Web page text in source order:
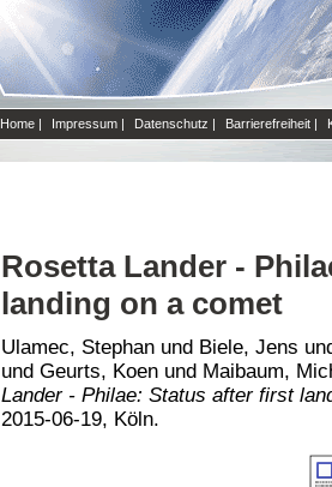
Home | Impressum | Datenschutz | Barrierefreiheit |
Rosetta Lander -
landing on a comet
Ulamec, Stephan und Biele, Jens
und Geurts, Koen und Maibaum,
Lander - Philae: Status after first
2015-06-19, Köln.